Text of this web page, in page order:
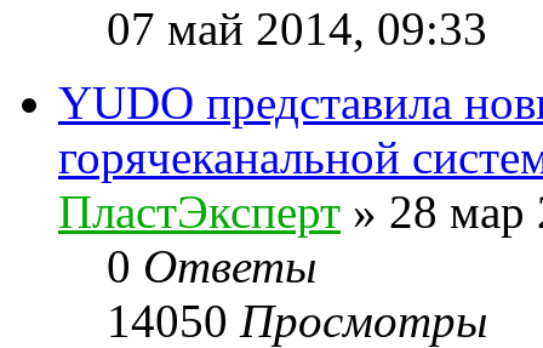
07 май 2014, 09:33
YUDO представила
горячеканальной
ПластЭксперт » 28 мар
0 Ответы
14050 Просмотры